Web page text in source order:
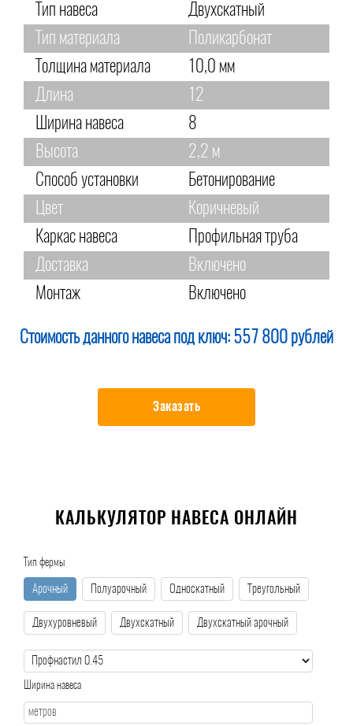
Тип навеса
Двухскатный
Тип материала
Поликарбонат
Толщина материала
10,0 мм
Длина
12
Ширина навеса
8
Высота
2,2 м
Способ установки
Бетонирование
Цвет
Коричневый
Каркас навеса
Профильная труба
Доставка
Включено
Монтаж
Включено
Стоимость данного навеса под ключ: 557 800 рублей
Заказать
КАЛЬКУЛЯТОР НАВЕСА ОНЛАЙН
Тип фермы
Арочный Полуарочный Односкатный Треугольный
Двухуровневый Двухскатный Двухскатный арочный
Ширина навеса